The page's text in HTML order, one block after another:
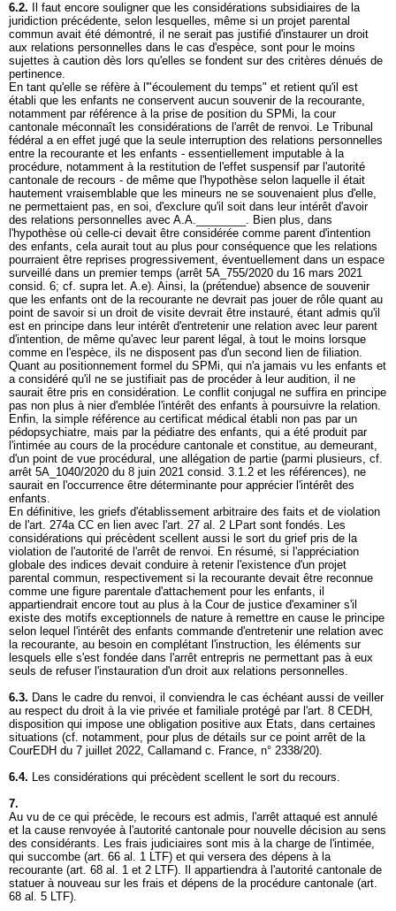
6.2. Il faut encore souligner que les considérations subsidiaires de la
juridiction précédente, selon lesquelles, même si un projet parental
commun avait été démontré, il ne serait pas justifié d'instaurer un droit
aux relations personnelles dans le cas d'espèce, sont pour le moins
sujettes à caution dès lors qu'elles se fondent sur des critères dénués de
pertinence.
En tant qu'elle se réfère à l'"écoulement du temps" et retient qu'il est
établi que les enfants ne conservent aucun souvenir de la recourante,
notamment par référence à la prise de position du SPMi, la cour
cantonale méconnaît les considérations de l'arrêt de renvoi. Le Tribunal
fédéral a en effet jugé que la seule interruption des relations personnelles
entre la recourante et les enfants - essentiellement imputable à la
procédure, notamment à la restitution de l'effet suspensif par l'autorité
cantonale de recours - de même que l'hypothèse selon laquelle il était
hautement vraisemblable que les mineurs ne se souvenaient plus d'elle,
ne permettaient pas, en soi, d'exclure qu'il soit dans leur intérêt d'avoir
des relations personnelles avec A.A.________. Bien plus, dans
l'hypothèse où celle-ci devait être considérée comme parent d'intention
des enfants, cela aurait tout au plus pour conséquence que les relations
pourraient être reprises progressivement, éventuellement dans un espace
surveillé dans un premier temps (arrêt 5A_755/2020 du 16 mars 2021
consid. 6; cf. supra let. A.e). Ainsi, la (prétendue) absence de souvenir
que les enfants ont de la recourante ne devrait pas jouer de rôle quant au
point de savoir si un droit de visite devrait être instauré, étant admis qu'il
est en principe dans leur intérêt d'entretenir une relation avec leur parent
d'intention, de même qu'avec leur parent légal, à tout le moins lorsque
comme en l'espèce, ils ne disposent pas d'un second lien de filiation.
Quant au positionnement formel du SPMi, qui n'a jamais vu les enfants et
a considéré qu'il ne se justifiait pas de procéder à leur audition, il ne
saurait être pris en considération. Le conflit conjugal ne suffira en principe
pas non plus à nier d'emblée l'intérêt des enfants à poursuivre la relation.
Enfin, la simple référence au certificat médical établi non pas par un
pédopsychiatre, mais par la pédiatre des enfants, qui a été produit par
l'intimée au cours de la procédure cantonale et constitue, au demeurant,
d'un point de vue procédural, une allégation de partie (parmi plusieurs, cf.
arrêt 5A_1040/2020 du 8 juin 2021 consid. 3.1.2 et les références), ne
saurait en l'occurrence être déterminante pour apprécier l'intérêt des
enfants.
En définitive, les griefs d'établissement arbitraire des faits et de violation
de l'art. 274a CC en lien avec l'art. 27 al. 2 LPart sont fondés. Les
considérations qui précèdent scellent aussi le sort du grief pris de la
violation de l'autorité de l'arrêt de renvoi. En résumé, si l'appréciation
globale des indices devait conduire à retenir l'existence d'un projet
parental commun, respectivement si la recourante devait être reconnue
comme une figure parentale d'attachement pour les enfants, il
appartiendrait encore tout au plus à la Cour de justice d'examiner s'il
existe des motifs exceptionnels de nature à remettre en cause le principe
selon lequel l'intérêt des enfants commande d'entretenir une relation avec
la recourante, au besoin en complétant l'instruction, les éléments sur
lesquels elle s'est fondée dans l'arrêt entrepris ne permettant pas à eux
seuls de refuser l'instauration d'un droit aux relations personnelles.
6.3. Dans le cadre du renvoi, il conviendra le cas échéant aussi de veiller
au respect du droit à la vie privée et familiale protégé par l'art. 8 CEDH,
disposition qui impose une obligation positive aux Etats, dans certaines
situations (cf. notamment, pour plus de détails sur ce point arrêt de la
CourEDH du 7 juillet 2022, Callamand c. France, n° 2338/20).
6.4. Les considérations qui précèdent scellent le sort du recours.
7.
Au vu de ce qui précède, le recours est admis, l'arrêt attaqué est annulé
et la cause renvoyée à l'autorité cantonale pour nouvelle décision au sens
des considérants. Les frais judiciaires sont mis à la charge de l'intimée,
qui succombe (art. 66 al. 1 LTF) et qui versera des dépens à la
recourante (art. 68 al. 1 et 2 LTF). Il appartiendra à l'autorité cantonale de
statuer à nouveau sur les frais et dépens de la procédure cantonale (art.
68 al. 5 LTF).